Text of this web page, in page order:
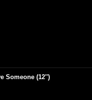
Someone (12'')